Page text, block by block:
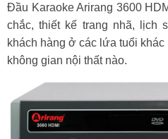
Đầu Karaoke Arirang 3600
chắc, thiết kế trang nhã, lịch
khách hàng ở các lứa tuổi
không gian nội thất nào.